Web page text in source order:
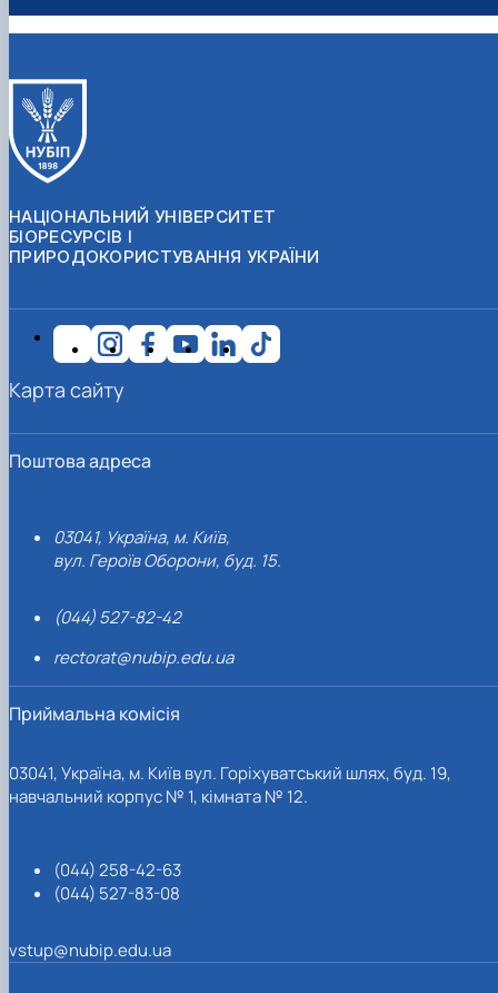
НАЦІОНАЛЬНИЙ УНІВЕРСИТЕТ
БІОРЕСУРСІВ І
ПРИРОДОКОРИСТУВАННЯ УКРАЇНИ
Поштова адреса
03041, Україна, м. Київ,
вул. Героїв Оборони, буд. 15.
(044) 527-82-42
rectorat@nubip.edu.ua
Приймальна комісія
03041, Україна, м. Київ вул. Горіхуватський шлях, буд. 19,
навчальний корпус № 1, кімната № 12.
(044) 258-42-63
(044) 527-83-08
vstup@nubip.edu.ua
Карта сайту